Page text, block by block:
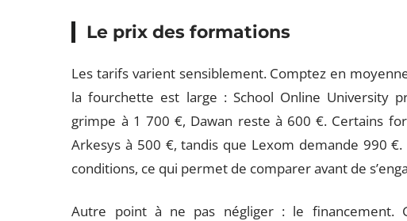
Le prix des formations
Les tarifs varient sensiblement. Comptez en
la fourchette est large : School Online University
grimpe à 1 700 €, Dawan reste à 600 €. Certains
Arkesys à 500 €, tandis que Lexom demande 990
conditions, ce qui permet de comparer avant de
Autre point à ne pas négliger : le financement.